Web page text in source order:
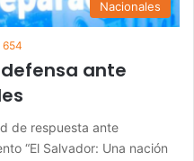
Nacionales
654
ante
de respuesta ante
“El Salvador: Una nación